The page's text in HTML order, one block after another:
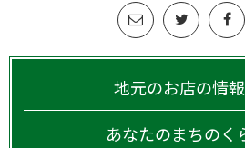
地元のお店の情報
あなたのまちのく